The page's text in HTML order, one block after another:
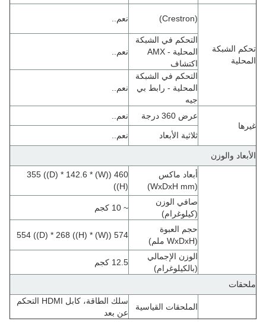
تحكم الشبكة
المحلية
(Crestron) نعم..
التحكم في الشبكة
المحلية - AMX
اكتشاف
نعم..
التحكم في الشبكة
المحلية - رابط بي
جيه
نعم..
غيرها
عرض 360 درجة نعم..
ثلاثية الأبعاد نعم..
الأبعاد والوزن
أبعاد ماكس
(WxDxH mm)
460 ((W) * 355 ((D) * 142.6
((H)
صافي الوزن
(كيلوغرام)
~ 10 كجم
حجم العبوة
(WxDxH ملم)
574 ((W) * 554 ((D) * 268 ((H)
الوزن الإجمالي
(بالكيلوغرام)
12.5 كجم
ملحقات
الملحقات القياسية
سلك الطاقة، كابل HDMI التحكم
عن بعد